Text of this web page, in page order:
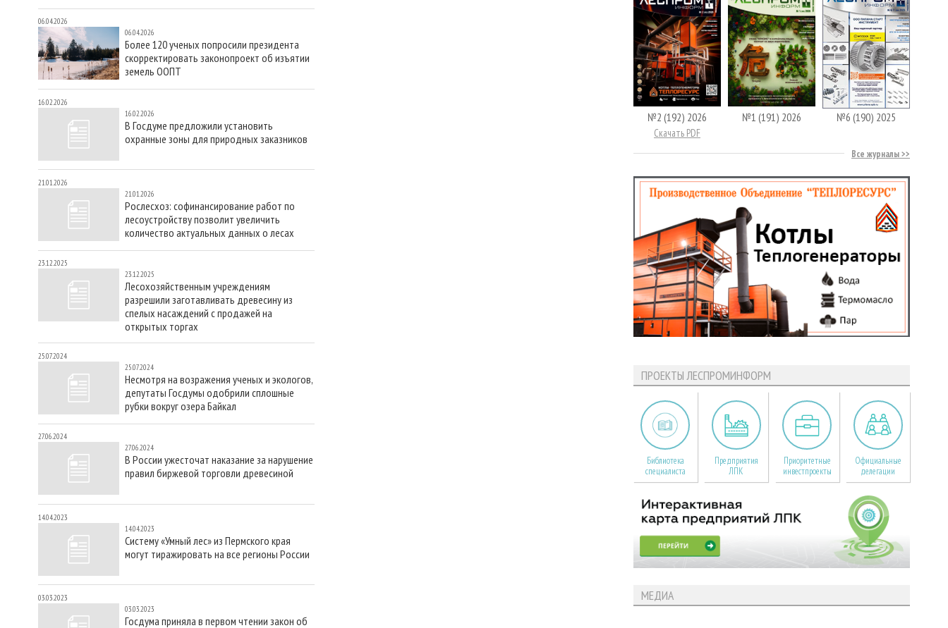
06.04.2026
06.04.2026
Более 120 ученых попросили президента
скорректировать законопроект об изъятии
земель ООПТ
16.02.2026
16.02.2026
В Госдуме предложили установить
охранные зоны для природных заказников
21.01.2026
21.01.2026
Рослесхоз: софинансирование работ по
лесоустройству позволит увеличить
количество актуальных данных о лесах
23.12.2025
23.12.2025
Лесохозяйственным учреждениям
разрешили заготавливать древесину из
спелых насаждений с продажей на
открытых торгах
25.07.2024
25.07.2024
Несмотря на возражения ученых и экологов,
депутаты Госдумы одобрили сплошные
рубки вокруг озера Байкал
27.06.2024
27.06.2024
В России ужесточат наказание за нарушение
правил биржевой торговли древесиной
14.04.2023
14.04.2023
Систему «Умный лес» из Пермского края
могут тиражировать на все регионы России
03.03.2023
03.03.2023
Госдума приняла в первом чтении закон об
№2 (192) 2026
Скачать PDF
№1 (191) 2026 №6 (190) 2025
Все журналы
ПРОЕКТЫ ЛЕСПРОМИНФОРМ
Библиотека
специалиста
Предприятия
ЛПК
Приоритетные
инвестпроекты
Официальные
делегации
МЕДИА